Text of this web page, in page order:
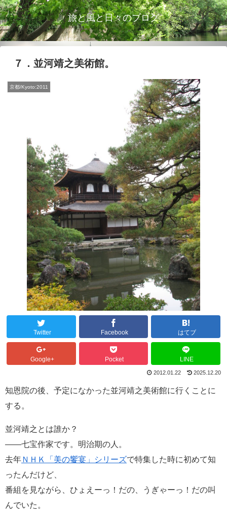
旅と風と日々のブログ
７．並河靖之美術館。
京都/Kyoto:2011
Twitter Facebook はてブ
Google+ Pocket LINE
2012.01.22 2025.12.20
知恩院の後、予定になかった並河靖之美術館に行くことに
する。
並河靖之とは誰か？
――七宝作家です。明治期の人。
去年 ＮＨＫ「美の饗宴」シリーズで特集した時に初めて知
ったんだけど、
番組を見ながら、ひょえーっ！だの、うぎゃーっ！だの叫
んでいた。